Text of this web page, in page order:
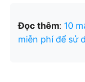
Đọc thêm: 10
miễn phí để sử